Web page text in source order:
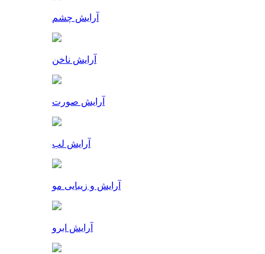
آرایش چشم
آرایش ناخن
آرایش صورت
آرایش لب
آرایش و زیبایی مو
آرایش ابرو